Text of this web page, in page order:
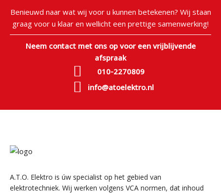
Benieuwd naar wat wij voor u kunnen betekenen? Wij staan
graag voor u klaar en wellicht een prettige samenwerking!
Neem contact met ons op voor een vrijblijvende
afspraak
010-2270809
info@atoelektro.nl
A.T.O. Elektro is úw specialist op het gebied van
elektrotechniek. Wij werken volgens VCA normen, dat inhoud